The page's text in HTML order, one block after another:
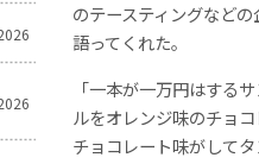
のテースティングなど
語ってくれた。
「一本が一万円はする
ルをオレンジ味のチョ
チョコレート味がして